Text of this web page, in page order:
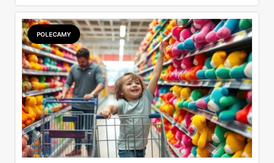
wyprzedażową pozycja po pozycji i wybrałam rzeczy, przy
których przecena jest realna, a nie tylko marketingowa.
Kilka z nich kończy się szybciej, niż zapowiada kalendarz.
POLECAMY